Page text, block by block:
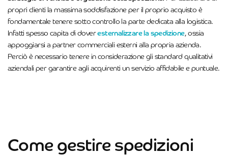
propri clienti la massima soddisfazione per il proprio acquisto è
fondamentale tenere sotto controllo la parte dedicata alla logistica.
Infatti spesso capita di doveresternalizzare la spedizione, ossia
appoggiarsi a partner commerciali esterni alla propria azienda.
Perciò è necessario tenere in considerazione gli standard qualitativi
aziendali per garantire agli acquirenti un servizio affidabile e puntuale.
Come gestire spedizioni